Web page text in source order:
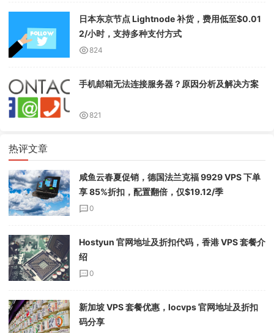
日本东京节点 Lightnode 补货，费用低至$0.01
2/小时，支持多种支付方式
824
手机邮箱无法连接服务器？原因分析及解决方案
821
热评文章
咸鱼云春夏促销，德国法兰克福 9929 VPS 下单
享 85%折扣，配置翻倍，仅$19.12/季
0
Hostyun 官网地址及折扣代码，香港 VPS 套餐介
绍
0
新加坡 VPS 套餐优惠，locvps 官网地址及折扣
码分享